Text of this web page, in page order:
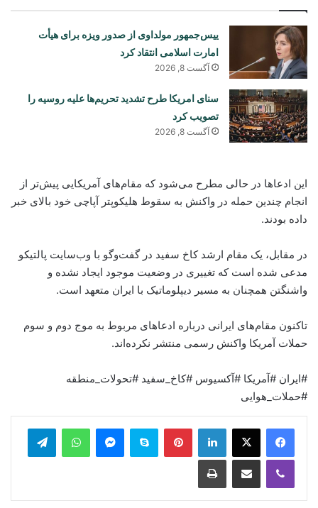
ییس‌جمهور مولداوی از صدور ویزه برای هیأت
امارت اسلامی انتقاد کرد
آگست 8, 2026
سنای امریکا طرح تشدید تحریم‌ها علیه روسیه را
تصویب کرد
آگست 8, 2026
این ادعاها در حالی مطرح می‌شود که مقام‌های آمریکایی پیش‌تر از
انجام چندین حمله در واکنش به سقوط هلیکوپتر آپاچی خود بالای خبر
داده بودند.
در مقابل، یک مقام ارشد کاخ سفید در گفت‌وگو با وب‌سایت پالتیکو
مدعی شده است که تغییری در وضعیت موجود ایجاد نشده و
واشنگتن همچنان به مسیر دیپلوماتیک با ایران متعهد است.
تاکنون مقام‌های ایرانی درباره ادعاهای مربوط به موج دوم و سوم
حملات آمریکا واکنش رسمی منتشر نکرده‌اند.
#ایران #آمریکا #آکسیوس #کاخ_سفید #تحولات_منطقه
#حملات_هوایی
LinkedIn
Pinterest
Skype
Messenger
WhatsApp
Viber
Share via Email
Print